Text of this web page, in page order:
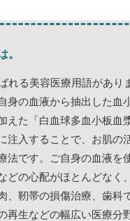
。
れる美容医療用語があり
身の血液から抽出した血
えた「白血球多血小板血
注入することで、お肌の
法です。ご自身の血液を
どの心配がほとんどなく
、靭帯の損傷治療、歯科
再生などの幅広い医療分